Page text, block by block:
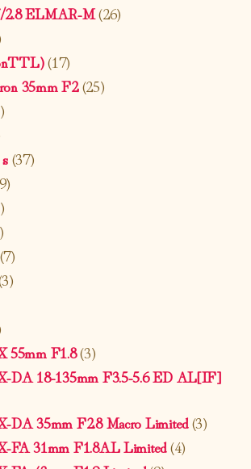
2.8 ELMAR-M(26)
(17)
35mm F2(25)
(37)
(7)
55mm F1.8(3)
DA 18-135mm F3.5-5.6 ED AL[IF]
DA 35mm F2.8 Macro Limited(3)
FA 31mm F1.8AL Limited(4)